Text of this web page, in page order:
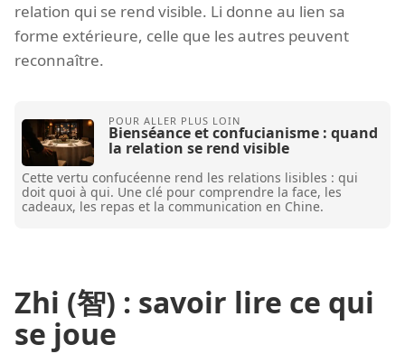
relation qui se rend visible. Li donne au lien sa
forme extérieure, celle que les autres peuvent
reconnaître.
Bienséance et confucianisme : quand
la relation se rend visible
Cette vertu confucéenne rend les relations lisibles : qui
doit quoi à qui. Une clé pour comprendre la face, les
cadeaux, les repas et la communication en Chine.
Zhi (智) : savoir lire ce qui
se joue